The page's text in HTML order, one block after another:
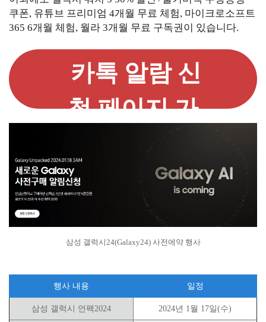
쿠폰, 유튜브 프리미엄 4개월 무료 체험, 마이크로소프트
365 6개월 체험, 월라 3개월 무료 구독권이 있습니다.
카톡 알람 신
청 페이지 가
삼성 갤럭시24(Galaxy24) 사전에약 행사
행사 내용 일정
삼성 갤럭시 언팩2024 2024년 1월 17일(수)